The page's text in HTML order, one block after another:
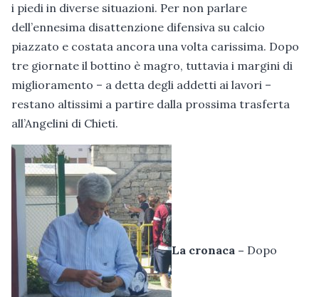
i piedi in diverse situazioni. Per non parlare
dell’ennesima disattenzione difensiva su calcio
piazzato e costata ancora una volta carissima. Dopo
tre giornate il bottino è magro, tuttavia i margini di
miglioramento – a detta degli addetti ai lavori –
restano altissimi a partire dalla prossima trasferta
all’Angelini di Chieti.
La cronaca – Dopo